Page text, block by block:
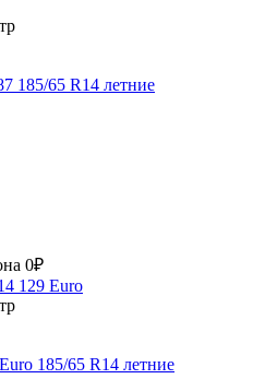
65 R14 летние
0₽
185/65 R14 летние